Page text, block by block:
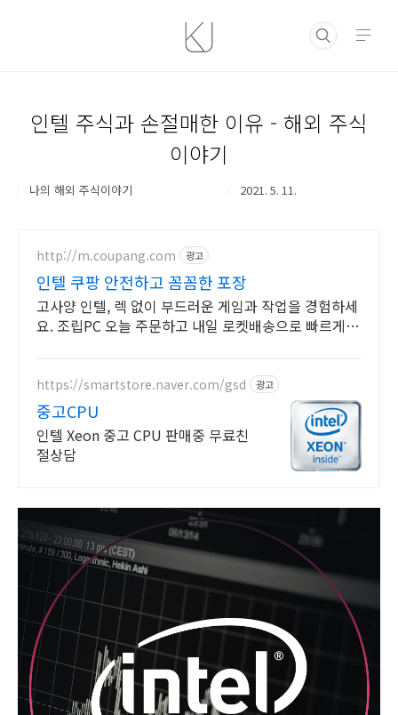
인텔 주식과 손절매한 이유 - 해외 주식
이야기
나의 해외 주식이야기 2021. 5. 11.
http://m.coupang.com 광고
인텔 쿠팡 안전하고 꼼꼼한 포장
고사양 인텔, 렉 없이 부드러운 게임과 작업을 경험하세
요. 조립PC 오늘 주문하고 내일 로켓배송으로 빠르게
https://smartstore.naver.com/gsd 광고
중고CPU
인텔 Xeon 중고 CPU 판매중 무료친
절상담